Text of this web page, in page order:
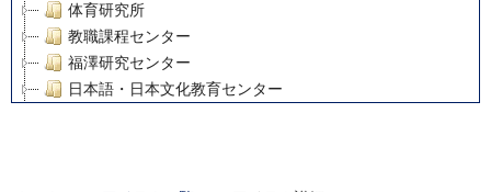
体育研究所
教職課程センター
福澤研究センター
日本語・日本文化教育センター